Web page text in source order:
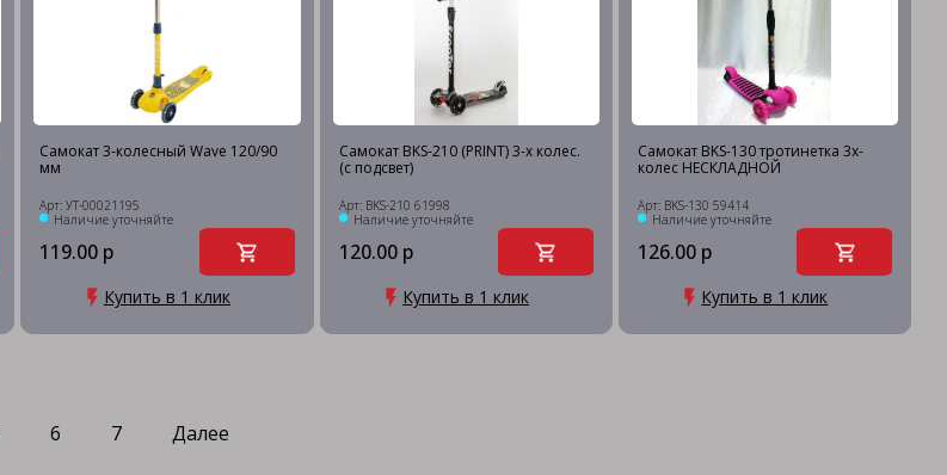
Самокат 3-колесный Wave 120/90
мм
Арт: УТ-00021195
Наличие уточняйте
119.00 р
Купить в 1 клик
Самокат BKS-210 (PRINT) 3-х колес.
(с подсвет)
Арт: BKS-210 61998
Наличие уточняйте
120.00 р
Купить в 1 клик
Самокат BKS-130 тротинетка 3х-
колес НЕСКЛАДНОЙ
Арт: BKS-130 59414
Наличие уточняйте
126.00 р
Купить в 1 клик
6 7 Далее